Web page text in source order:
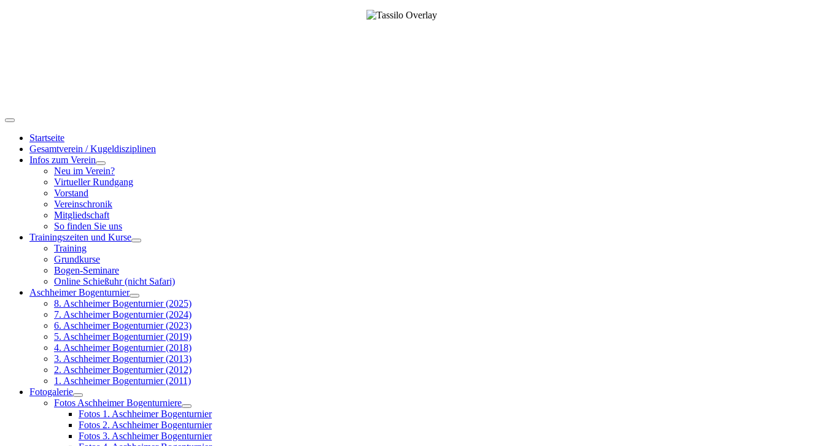
Startseite
Gesamtverein / Kugeldisziplinen
Infos zum Verein
Neu im Verein?
Virtueller Rundgang
Vorstand
Vereinschronik
Mitgliedschaft
So finden Sie uns
Trainingszeiten und Kurse
Training
Grundkurse
Bogen-Seminare
Online Schießuhr (nicht Safari)
Aschheimer Bogenturnier
8. Aschheimer Bogenturnier (2025)
7. Aschheimer Bogenturnier (2024)
6. Aschheimer Bogenturnier (2023)
5. Aschheimer Bogenturnier (2019)
4. Aschheimer Bogenturnier (2018)
3. Aschheimer Bogenturnier (2013)
2. Aschheimer Bogenturnier (2012)
1. Aschheimer Bogenturnier (2011)
Fotogalerie
Fotos Aschheimer Bogenturniere
Fotos 1. Aschheimer Bogenturnier
Fotos 2. Aschheimer Bogenturnier
Fotos 3. Aschheimer Bogenturnier